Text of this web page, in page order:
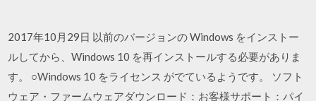
2017年10月29日 以前のバージョンの Windows をインストー
ルしてから、Windows 10 を再インストールする必要がありま
す。 ○Windows 10 をライセンス がでているようです。 ソフト
ウェア・ファームウェアダウンロード：お客様サポート：パイ